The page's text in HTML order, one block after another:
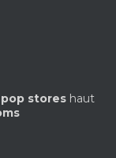
pop stores haut